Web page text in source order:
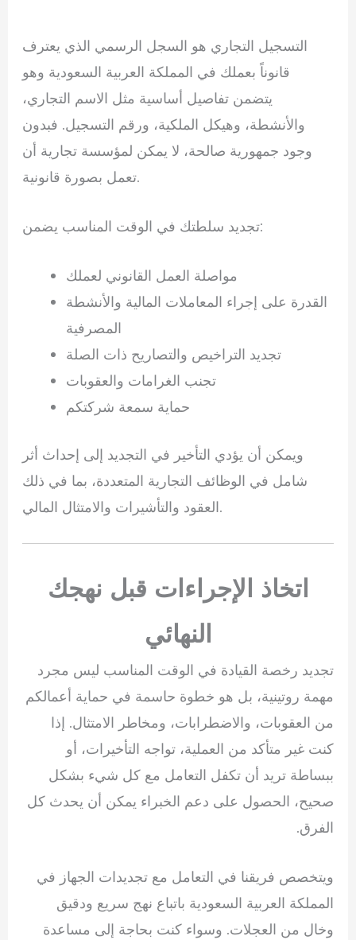
التسجيل التجاري هو السجل الرسمي الذي يعترف
قانوناً بعملك في المملكة العربية السعودية وهو
يتضمن تفاصيل أساسية مثل الاسم التجاري،
والأنشطة، وهيكل الملكية، ورقم التسجيل. فبدون
وجود جمهورية صالحة، لا يمكن لمؤسسة تجارية أن
تعمل بصورة قانونية.
تجديد سلطتك في الوقت المناسب يضمن:
مواصلة العمل القانوني لعملك
القدرة على إجراء المعاملات المالية والأنشطة
المصرفية
تجديد التراخيص والتصاريح ذات الصلة
تجنب الغرامات والعقوبات
حماية سمعة شركتكم
ويمكن أن يؤدي التأخير في التجديد إلى إحداث أثر
شامل في الوظائف التجارية المتعددة، بما في ذلك
العقود والتأشيرات والامتثال المالي.
اتخاذ الإجراءات قبل نهجك
النهائي
تجديد رخصة القيادة في الوقت المناسب ليس مجرد
مهمة روتينية، بل هو خطوة حاسمة في حماية أعمالكم
من العقوبات، والاضطرابات، ومخاطر الامتثال. إذا
كنت غير متأكد من العملية، تواجه التأخيرات، أو
ببساطة تريد أن تكفل التعامل مع كل شيء بشكل
صحيح، الحصول على دعم الخبراء يمكن أن يحدث كل
الفرق.
ويتخصص فريقنا في التعامل مع تجديدات الجهاز في
المملكة العربية السعودية باتباع نهج سريع ودقيق
وخال من العجلات. وسواء كنت بحاجة إلى مساعدة